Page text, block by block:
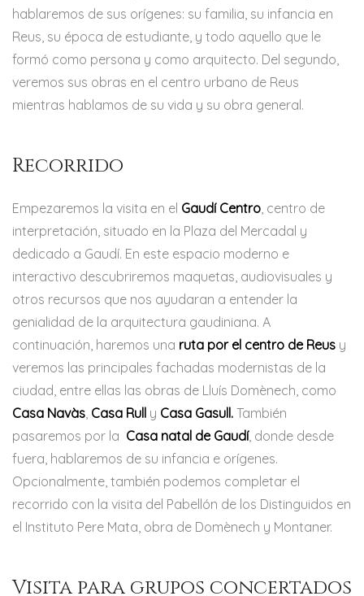
hablaremos de sus orígenes: su familia, su infancia en
Reus, su época de estudiante, y todo aquello que le
formó como persona y como arquitecto. Del segundo,
veremos sus obras en el centro urbano de Reus
mientras hablamos de su vida y su obra general.
Recorrido
Empezaremos la visita en el Gaudí Centro, centro de
interpretación, situado en la Plaza del Mercadal y
dedicado a Gaudí. En este espacio moderno e
interactivo descubriremos maquetas, audiovisuales y
otros recursos que nos ayudaran a entender la
genialidad de la arquitectura gaudiniana. A
continuación, haremos una ruta por el centro de Reus y
veremos las principales fachadas modernistas de la
ciudad, entre ellas las obras de Lluís Domènech, como
Casa Navàs, Casa Rull y Casa Gasull. También
pasaremos por la Casa natal de Gaudí, donde desde
fuera, hablaremos de su infancia e orígenes.
Opcionalmente, también podemos completar el
recorrido con la visita del Pabellón de los Distinguidos en
el Instituto Pere Mata, obra de Domènech y Montaner.
Visita para grupos concertados